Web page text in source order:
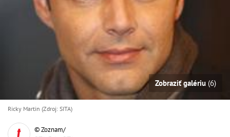
Zobraziť galériu (6)
Ricky Martin (Zdroj: SITA)
© Zoznam/